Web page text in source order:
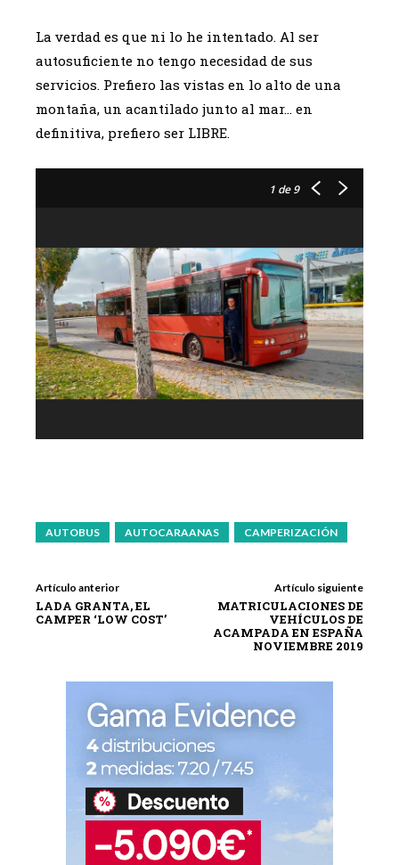
La verdad es que ni lo he intentado. Al ser
autosuficiente no tengo necesidad de sus
servicios. Prefiero las vistas en lo alto de una
montaña, un acantilado junto al mar… en
definitiva, prefiero ser LIBRE.
1 de 9
AUTOBUS AUTOCARAANAS CAMPERIZACIÓN
Artículo anterior
LADA GRANTA, EL
CAMPER ‘LOW COST’
Artículo siguiente
MATRICULACIONES DE
VEHÍCULOS DE
ACAMPADA EN ESPAÑA
NOVIEMBRE 2019